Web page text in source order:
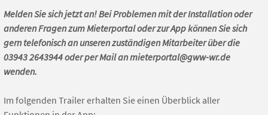
Melden Sie sich jetzt an! Bei Problemen mit der Installation oder
anderen Fragen zum Mieterportal oder zur App können Sie sich
gern telefonisch an unseren zuständigen Mitarbeiter über die
03943 2643944 oder per Mail an mieterportal@gww-wr.de
wenden.
Im folgenden Trailer erhalten Sie einen Überblick aller